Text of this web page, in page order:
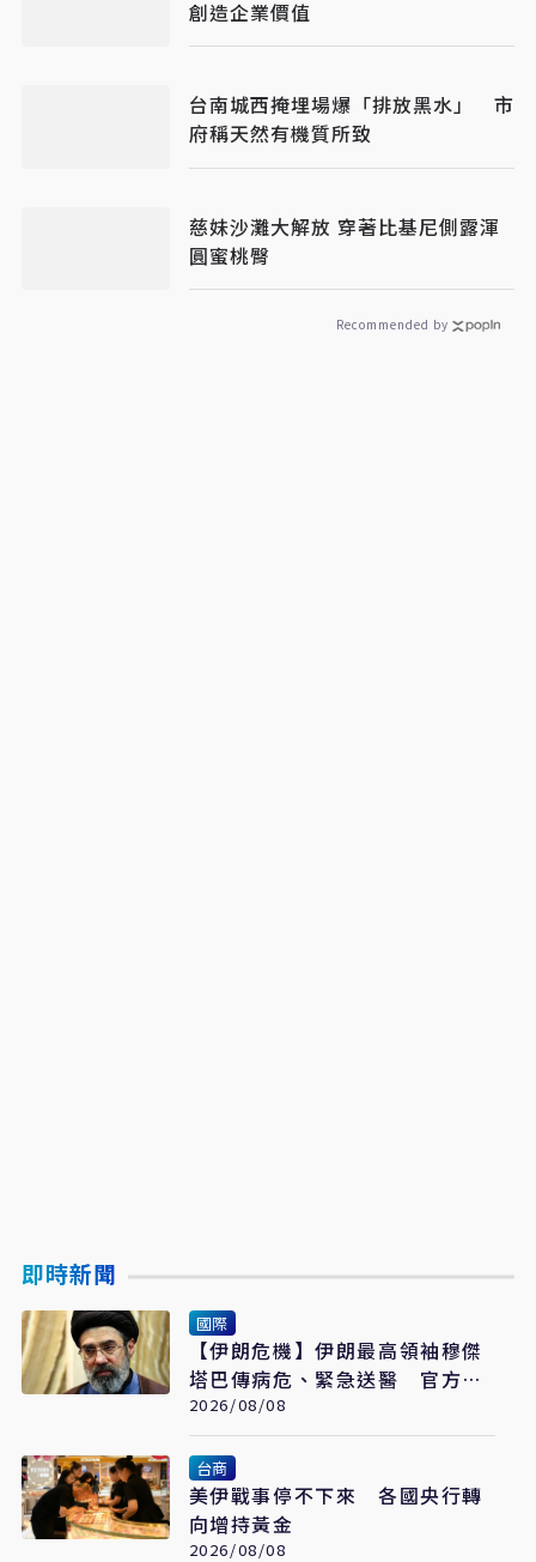
創造企業價值
台南城西掩埋場爆「排放黑水」 市
府稱天然有機質所致
慈妹沙灘大解放 穿著比基尼側露渾
圓蜜桃臀
Recommended by
即時新聞
國際
【伊朗危機】伊朗最高領袖穆傑
塔巴傳病危、緊急送醫 官方未
證實
2026/08/08
台商
美伊戰事停不下來 各國央行轉
向增持黃金
2026/08/08